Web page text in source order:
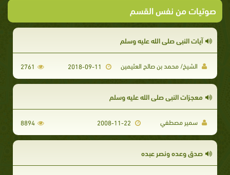
صوتيات من نفس القسم
آيات النبي صلى الله عليه وسلم
الشيخ/ محمد بن صالح العثيمين 2761
معجزات النبي صلى الله عليه وسلم
سمير مصطفي 8894
صدق وعده ونصر عبده